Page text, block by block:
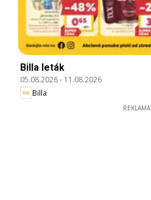
Billa leták
05.08.2026- 11.08.2026
Billa
REKLAMA